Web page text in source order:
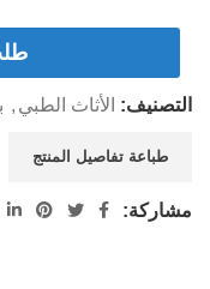
التصنيف: الأثاث الطبي ,
طباعة تفاصيل المنتج
مشاركة: